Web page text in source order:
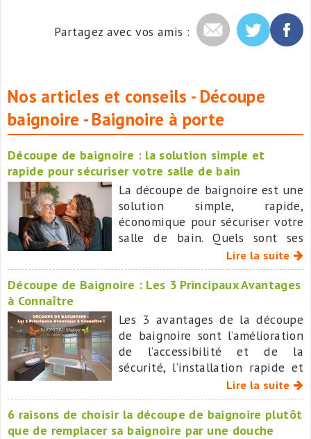
Partagez avec vos amis :
Nos articles et conseils - Découpe
baignoire - Baignoire à porte
Découpe de baignoire : la solution simple et
rapide pour sécuriser votre salle de bain
La découpe de baignoire est une
solution simple, rapide,
économique pour sécuriser votre
salle de bain. Quels sont ses
avantages, et pourquoi
BAIGNOIRE MAGIQUE est
aujourd’hui le leader national
Lire la suite
Découpe de Baignoire : Les 3 Principaux Avantages
à Connaître
Les 3 avantages de la découpe
de baignoire sont l’amélioration
de l’accessibilité et de la
sécurité, l’installation rapide et
peu invasive, le coût moindre
que celui d’un remplacement
complet de baignoire.
Lire la suite
6 raisons de choisir la découpe de baignoire plutôt
que de remplacer sa baignoire par une douche